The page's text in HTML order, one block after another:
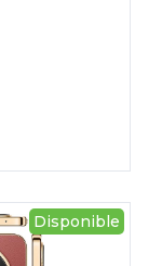
Disponible